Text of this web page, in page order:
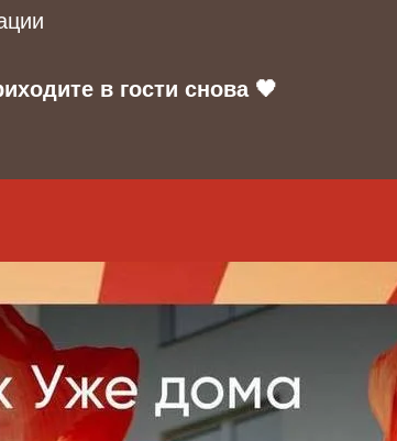
в гости снова 🖤